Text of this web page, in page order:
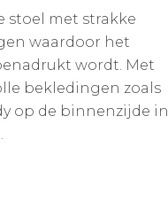
stoel met strakke
waardoor het
wordt. Met
bekledingen zoals
op de binnenzijde in